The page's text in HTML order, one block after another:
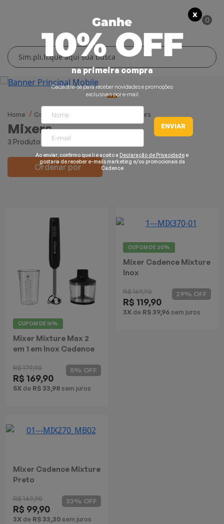
0
Home Cozinha Mixers Mixers
Mixers
3 Produtos
Ordenar por
CUPOM DE15%
Mixer Mixture Max 2
em 1 em Inox Cadence
R$ 179,90
R$ 169,90
5X de R$ 33,98 sem juros
5% OFF
CUPOM DE 20%
Mixer Cadence Mixture
Inox
R$ 169,90
R$ 119,90
3X de R$ 39,96 sem juros
29% OFF
Mixer Cadence Mixture
Preto
R$ 149,90
R$ 99,90
3X de R$ 33,30 sem juros
33% OFF
X
Ganhe
10% OFF
na primeira compra
Cadastre-se para receber novidades e promoções
exclusivas por e-mail
ENVIAR
Ao enviar, confirmo que li e aceito a Declaração de Privacidade e
gostaria de receber e-mails marketing e/ou promocionais da
Cadence
Cozinha
Grills e Sanduicheiras
Chaleiras Elétricas
Cafeteiras
Processadores
Coifas
Churrasqueiras
Máquina de Waffle
Cooktops
Lar
Conforto Térmico
Ventiladores
Cuidados Pessoais
Cortadores de Cabelo
Pranchas